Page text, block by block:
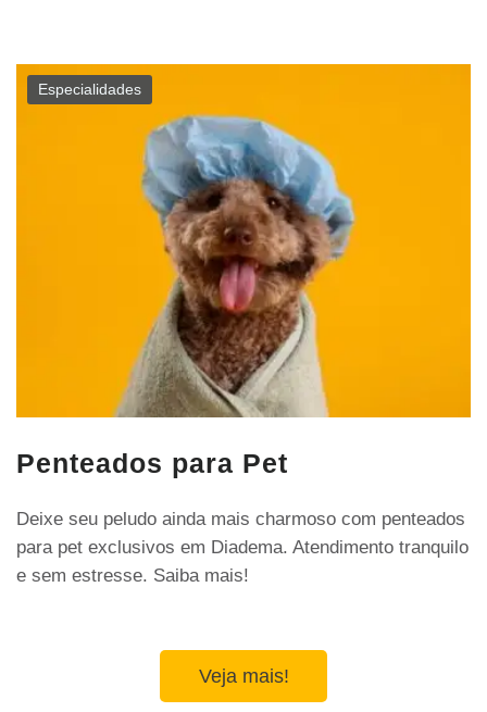
Especialidades
Penteados para Pet
Deixe seu peludo ainda mais charmoso com penteados
para pet exclusivos em Diadema. Atendimento tranquilo
e sem estresse. Saiba mais!
Veja mais!